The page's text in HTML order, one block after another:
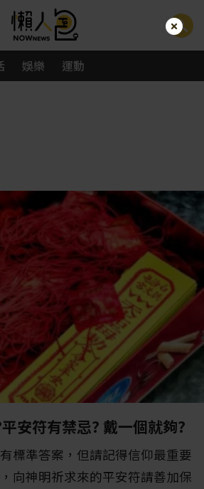
娛樂 運動
安符有禁忌? 戴一個就夠?
標準答案，但請記得信仰最重要
向神明祈求來的平安符請善加保